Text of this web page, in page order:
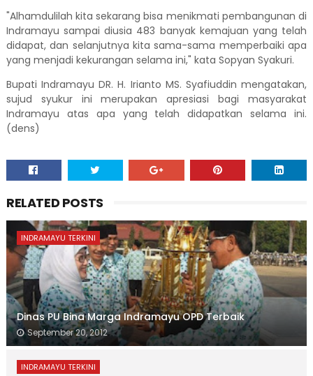
"Alhamdulilah kita sekarang bisa menikmati pembangunan di
Indramayu sampai diusia 483 banyak kemajuan yang telah
didapat, dan selanjutnya kita sama-sama memperbaiki apa
yang menjadi kekurangan selama ini," kata Sopyan Syakuri.
Bupati Indramayu DR. H. Irianto MS. Syafiuddin mengatakan,
sujud syukur ini merupakan apresiasi bagi masyarakat
Indramayu atas apa yang telah didapatkan selama ini.
(dens)
RELATED POSTS
INDRAMAYU TERKINI
Dinas PU Bina Marga Indramayu OPD Terbaik
September 20, 2012
INDRAMAYU TERKINI